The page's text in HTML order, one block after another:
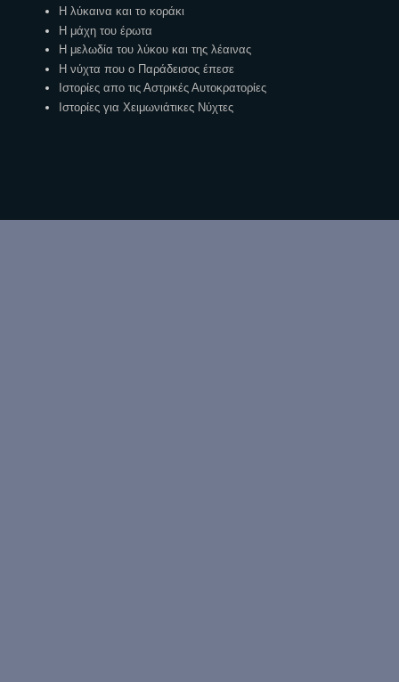
Η λύκαινα και το κοράκι
Η μάχη του έρωτα
Η μελωδία του λύκου και της λέαινας
Η νύχτα που ο Παράδεισος έπεσε
Ιστορίες απο τις Αστρικές Αυτοκρατορίες
Ιστορίες για Χειμωνιάτικες Νύχτες